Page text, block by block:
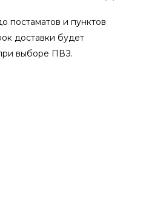
постаматов и пунктов
доставки будет
выборе ПВЗ.